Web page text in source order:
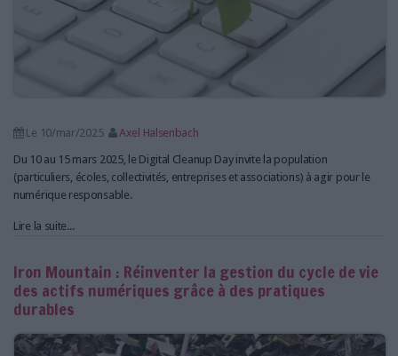
Le 10/mar/2025
Axel Halsenbach
Du 10 au 15 mars 2025, le Digital Cleanup Day invite la population
(particuliers, écoles, collectivités, entreprises et associations) à agir pour le
numérique responsable.
Lire la suite...
Iron Mountain : Réinventer la gestion du cycle de vie
des actifs numériques grâce à des pratiques
durables